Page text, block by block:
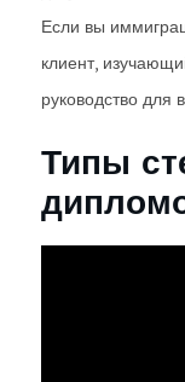
Если вы
клиент,
руководство для
Типы